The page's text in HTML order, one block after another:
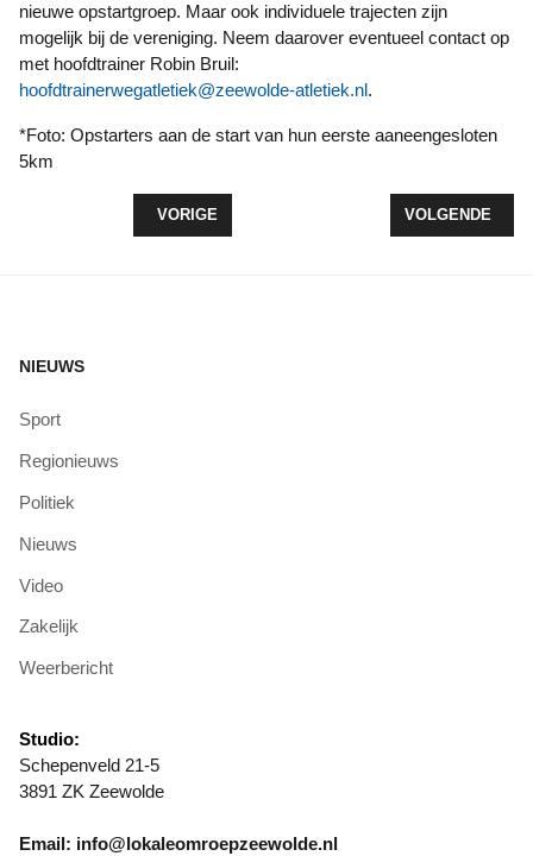
nieuwe opstartgroep. Maar ook individuele trajecten zijn
mogelijk bij de vereniging. Neem daarover eventueel contact op
met hoofdtrainer Robin Bruil:
hoofdtrainerwegatletiek@zeewolde-atletiek.nl.
*Foto: Opstarters aan de start van hun eerste aaneengesloten
5km
VORIG ARTIKEL: LICHTJESTOCHT: SFEERVOLLE
VORIGE VOLGENDE
VOLGENDE
NIEUWS
Sport
Regionieuws
Politiek
Nieuws
Video
Zakelijk
Weerbericht
Studio:
Schepenveld 21-5
3891 ZK Zeewolde
Email: info@lokaleomroepzeewolde.nl